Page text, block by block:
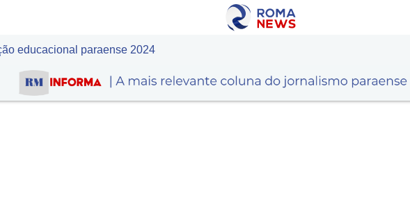
educacional paraense 2024